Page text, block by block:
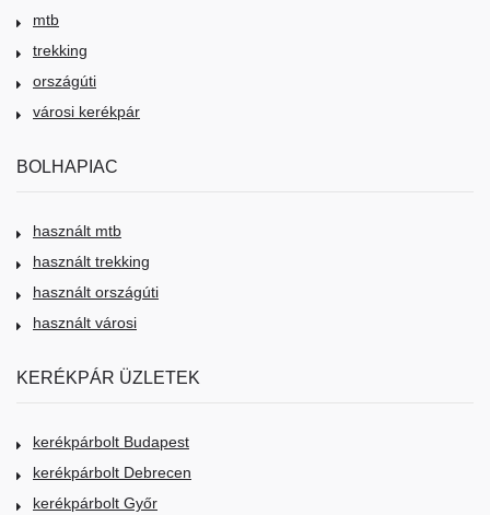
mtb
trekking
országúti
városi kerékpár
BOLHAPIAC
használt mtb
használt trekking
használt országúti
használt városi
KERÉKPÁR ÜZLETEK
kerékpárbolt Budapest
kerékpárbolt Debrecen
kerékpárbolt Győr